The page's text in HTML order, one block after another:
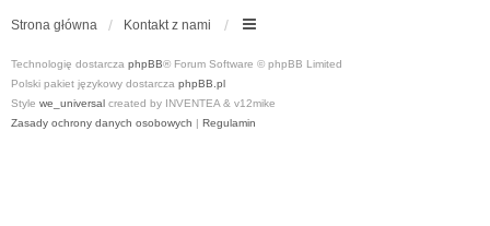
Strona główna Kontakt z nami
Technologię dostarcza phpBB® Forum Software © phpBB Limited
Polski pakiet językowy dostarcza phpBB.pl
Style we_universal created by INVENTEA & v12mike
Zasady ochrony danych osobowych | Regulamin